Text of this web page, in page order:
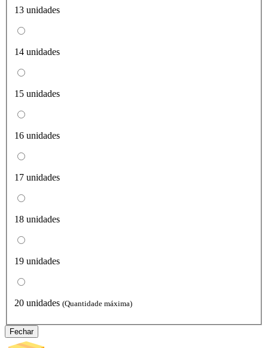
13 unidades
14 unidades
15 unidades
16 unidades
17 unidades
18 unidades
19 unidades
20 unidades (Quantidade máxima)
Fechar